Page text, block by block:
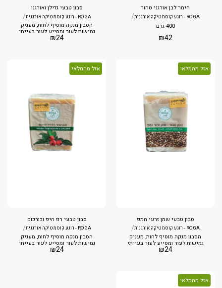
חימר לבן אורגני טהור
ROGA - רוגע קוסמטיקה אורגנית /
400 גרם
₪42
סבון טבעי גדילן ואורגנו
ROGA - רוגע קוסמטיקה אורגנית /
הסבון מנקה מוסיף לחות, מעניק
גמישות לעור ומסייע לעור בעייתי
₪24
אזל מהמלאי
סבון טבעי שמן זרעי המפ
ROGA - רוגע קוסמטיקה אורגנית /
הסבון מנקה מוסיף לחות, מעניק
גמישות לעור ומסייע לעור בעייתי
₪24
אזל מהמלאי
סבון טבעי רוז היפ וכורכום
ROGA - רוגע קוסמטיקה אורגנית /
הסבון מנקה מוסיף לחות, מעניק
גמישות לעור ומסייע לעור בעייתי
₪24
אזל מהמלאי